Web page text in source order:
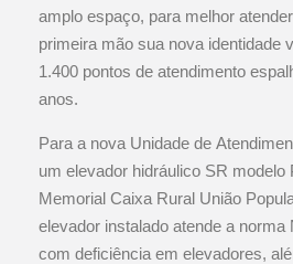
amplo espaço, para melhor
primeira mão sua nova identidade
1.400 pontos de atendimento
anos.
Para a nova Unidade de
um elevador hidráulico SR
Memorial Caixa Rural União
elevador instalado atende a
com deficiência em elevadores,